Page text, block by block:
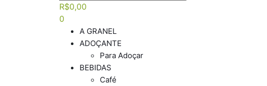
R$0,00
0
A GRANEL
ADOÇANTE
Para Adoçar
BEBIDAS
Café